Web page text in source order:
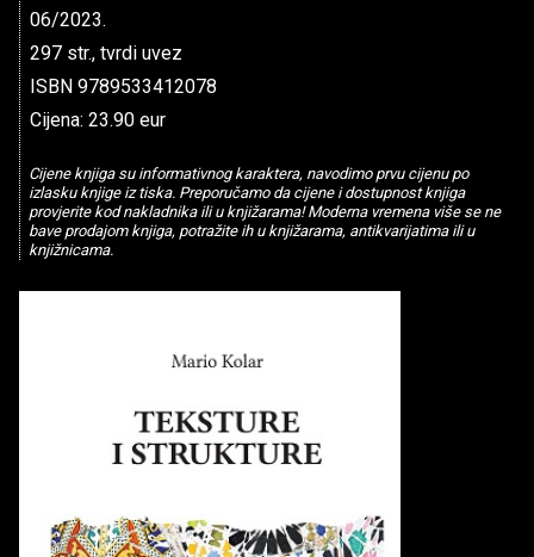
06/2023.
297 str., tvrdi uvez
ISBN 9789533412078
Cijena: 23.90 eur
Cijene knjiga su informativnog karaktera, navodimo prvu cijenu po
izlasku knjige iz tiska. Preporučamo da cijene i dostupnost knjiga
provjerite kod nakladnika ili u knjižarama! Moderna vremena više se ne
bave prodajom knjiga, potražite ih u knjižarama, antikvarijatima ili u
knjižnicama.